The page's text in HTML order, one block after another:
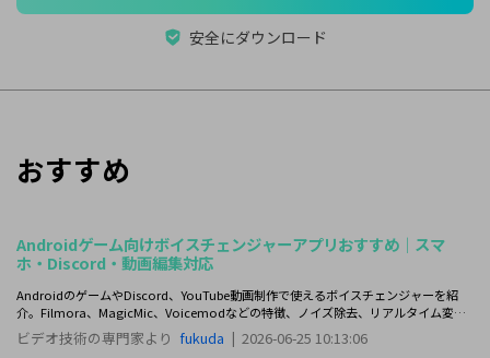
安全にダウンロード
おすすめ
Androidゲーム向けボイスチェンジャーアプリおすすめ｜スマ
ホ・Discord・動画編集対応
AndroidのゲームやDiscord、YouTube動画制作で使えるボイスチェンジャーを紹
介。Filmora、MagicMic、Voicemodなどの特徴、ノイズ除去、リアルタイム変
換、APK利用時の注意点を解説します。
ビデオ技術の専門家より fukuda | 2026-06-25 10:13:06